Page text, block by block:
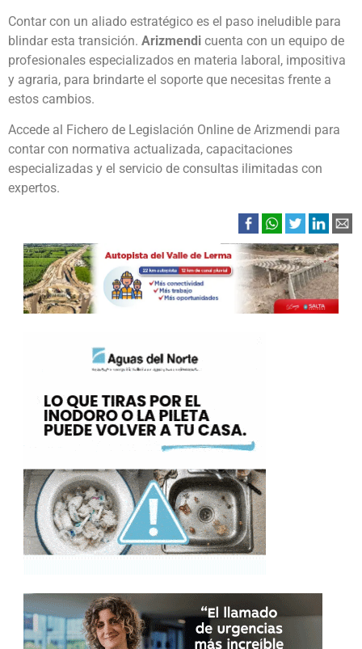
Contar con un aliado estratégico es el paso ineludible para
blindar esta transición. Arizmendi cuenta con un equipo de
profesionales especializados en materia laboral, impositiva
y agraria, para brindarte el soporte que necesitas frente a
estos cambios.
Accede al Fichero de Legislación Online de Arizmendi para
contar con normativa actualizada, capacitaciones
especializadas y el servicio de consultas ilimitadas con
expertos.